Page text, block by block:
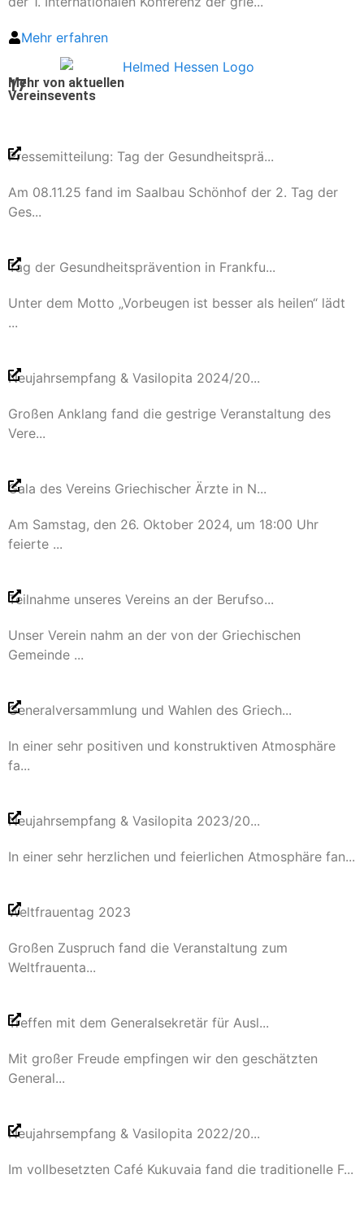
Mehr erfahren
Mehr von aktuellen
Vereinsevents
17
Pressemitteilung: Tag der Gesundheitsprä...
Am 08.11.25 fand im Saalbau Schönhof der 2. Tag der
Ges...
Tag der Gesundheitsprävention in Frankfu...
Unter dem Motto „Vorbeugen ist besser als heilen“ lädt
...
Neujahrsempfang & Vasilopita 2024/20...
Großen Anklang fand die gestrige Veranstaltung des
Vere...
Gala des Vereins Griechischer Ärzte in N...
Am Samstag, den 26. Oktober 2024, um 18:00 Uhr
feierte ...
Teilnahme unseres Vereins an der Berufso...
Unser Verein nahm an der von der Griechischen
Gemeinde ...
Generalversammlung und Wahlen des Griech...
In einer sehr positiven und konstruktiven Atmosphäre
fa...
Neujahrsempfang & Vasilopita 2023/20...
In einer sehr herzlichen und feierlichen Atmosphäre fan...
Weltfrauentag 2023
Großen Zuspruch fand die Veranstaltung zum
Weltfrauenta...
Treffen mit dem Generalsekretär für Ausl...
Mit großer Freude empfingen wir den geschätzten
General...
Neujahrsempfang & Vasilopita 2022/20...
Im vollbesetzten Café Kukuvaia fand die traditionelle F...